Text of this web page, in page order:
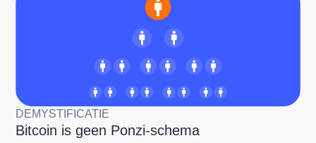
DEMYSTIFICATIE
Bitcoin is geen Ponzi-schema